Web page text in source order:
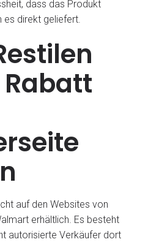
dass das Produkt
es direkt geliefert.
auf den Websites von
erhältlich. Es besteht
autorisierte Verkäufer dort